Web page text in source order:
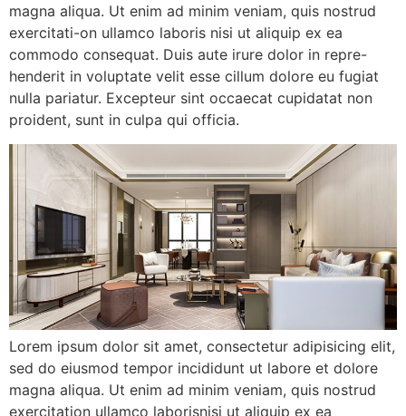
magna aliqua. Ut enim ad minim veniam, quis nostrud
exercitati-on ullamco laboris nisi ut aliquip ex ea
commodo consequat. Duis aute irure dolor in repre-
henderit in voluptate velit esse cillum dolore eu fugiat
nulla pariatur. Excepteur sint occaecat cupidatat non
proident, sunt in culpa qui officia.
Lorem ipsum dolor sit amet, consectetur adipisicing elit,
sed do eiusmod tempor incididunt ut labore et dolore
magna aliqua. Ut enim ad minim veniam, quis nostrud
exercitation ullamco laborisnisi ut aliquip ex ea